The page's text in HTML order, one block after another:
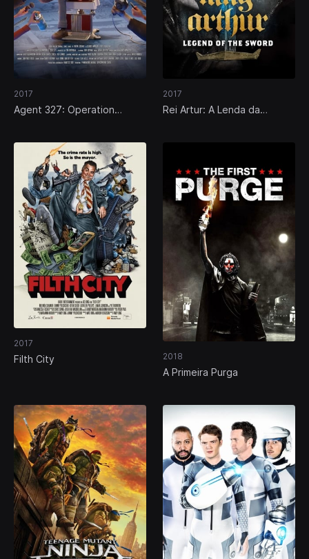
2017
Agent 327: Operation
2017
Rei Artur: A Lenda da
2017
Filth City 2018
A Primeira Purga